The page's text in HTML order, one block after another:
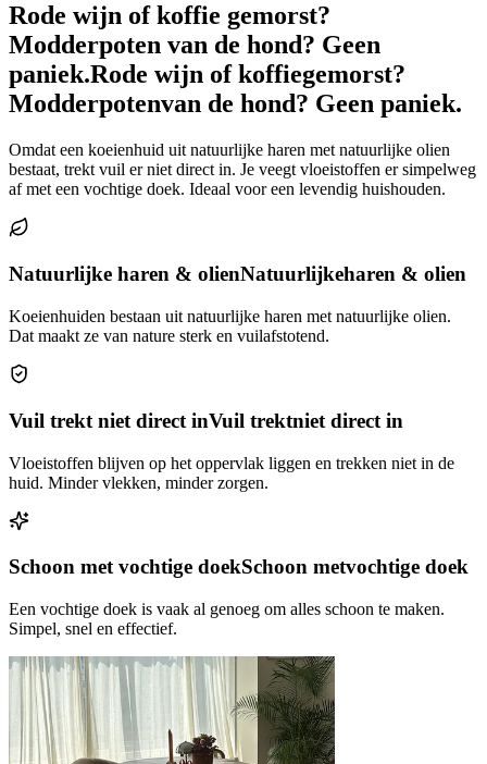
Rode wijn of koffie gemorst?
Modderpoten van de hond? Geen
paniek.Rode wijn of koffiegemorst?
Modderpotenvan de hond? Geen paniek.
Omdat een koeienhuid uit natuurlijke haren met natuurlijke olien
bestaat, trekt vuil er niet direct in. Je veegt vloeistoffen er simpelweg
af met een vochtige doek. Ideaal voor een levendig huishouden.
Natuurlijke haren & olienNatuurlijkeharen & olien
Koeienhuiden bestaan uit natuurlijke haren met natuurlijke olien.
Dat maakt ze van nature sterk en vuilafstotend.
Vuil trekt niet direct inVuil trektniet direct in
Vloeistoffen blijven op het oppervlak liggen en trekken niet in de
huid. Minder vlekken, minder zorgen.
Schoon met vochtige doekSchoon metvochtige doek
Een vochtige doek is vaak al genoeg om alles schoon te maken.
Simpel, snel en effectief.